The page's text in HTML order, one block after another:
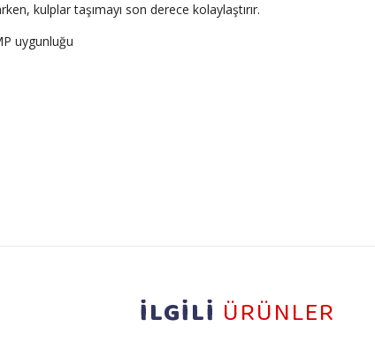
kulplar taşımayı son derece kolaylaştırır.
uygunluğu
İLGİLİ ÜRÜNLER